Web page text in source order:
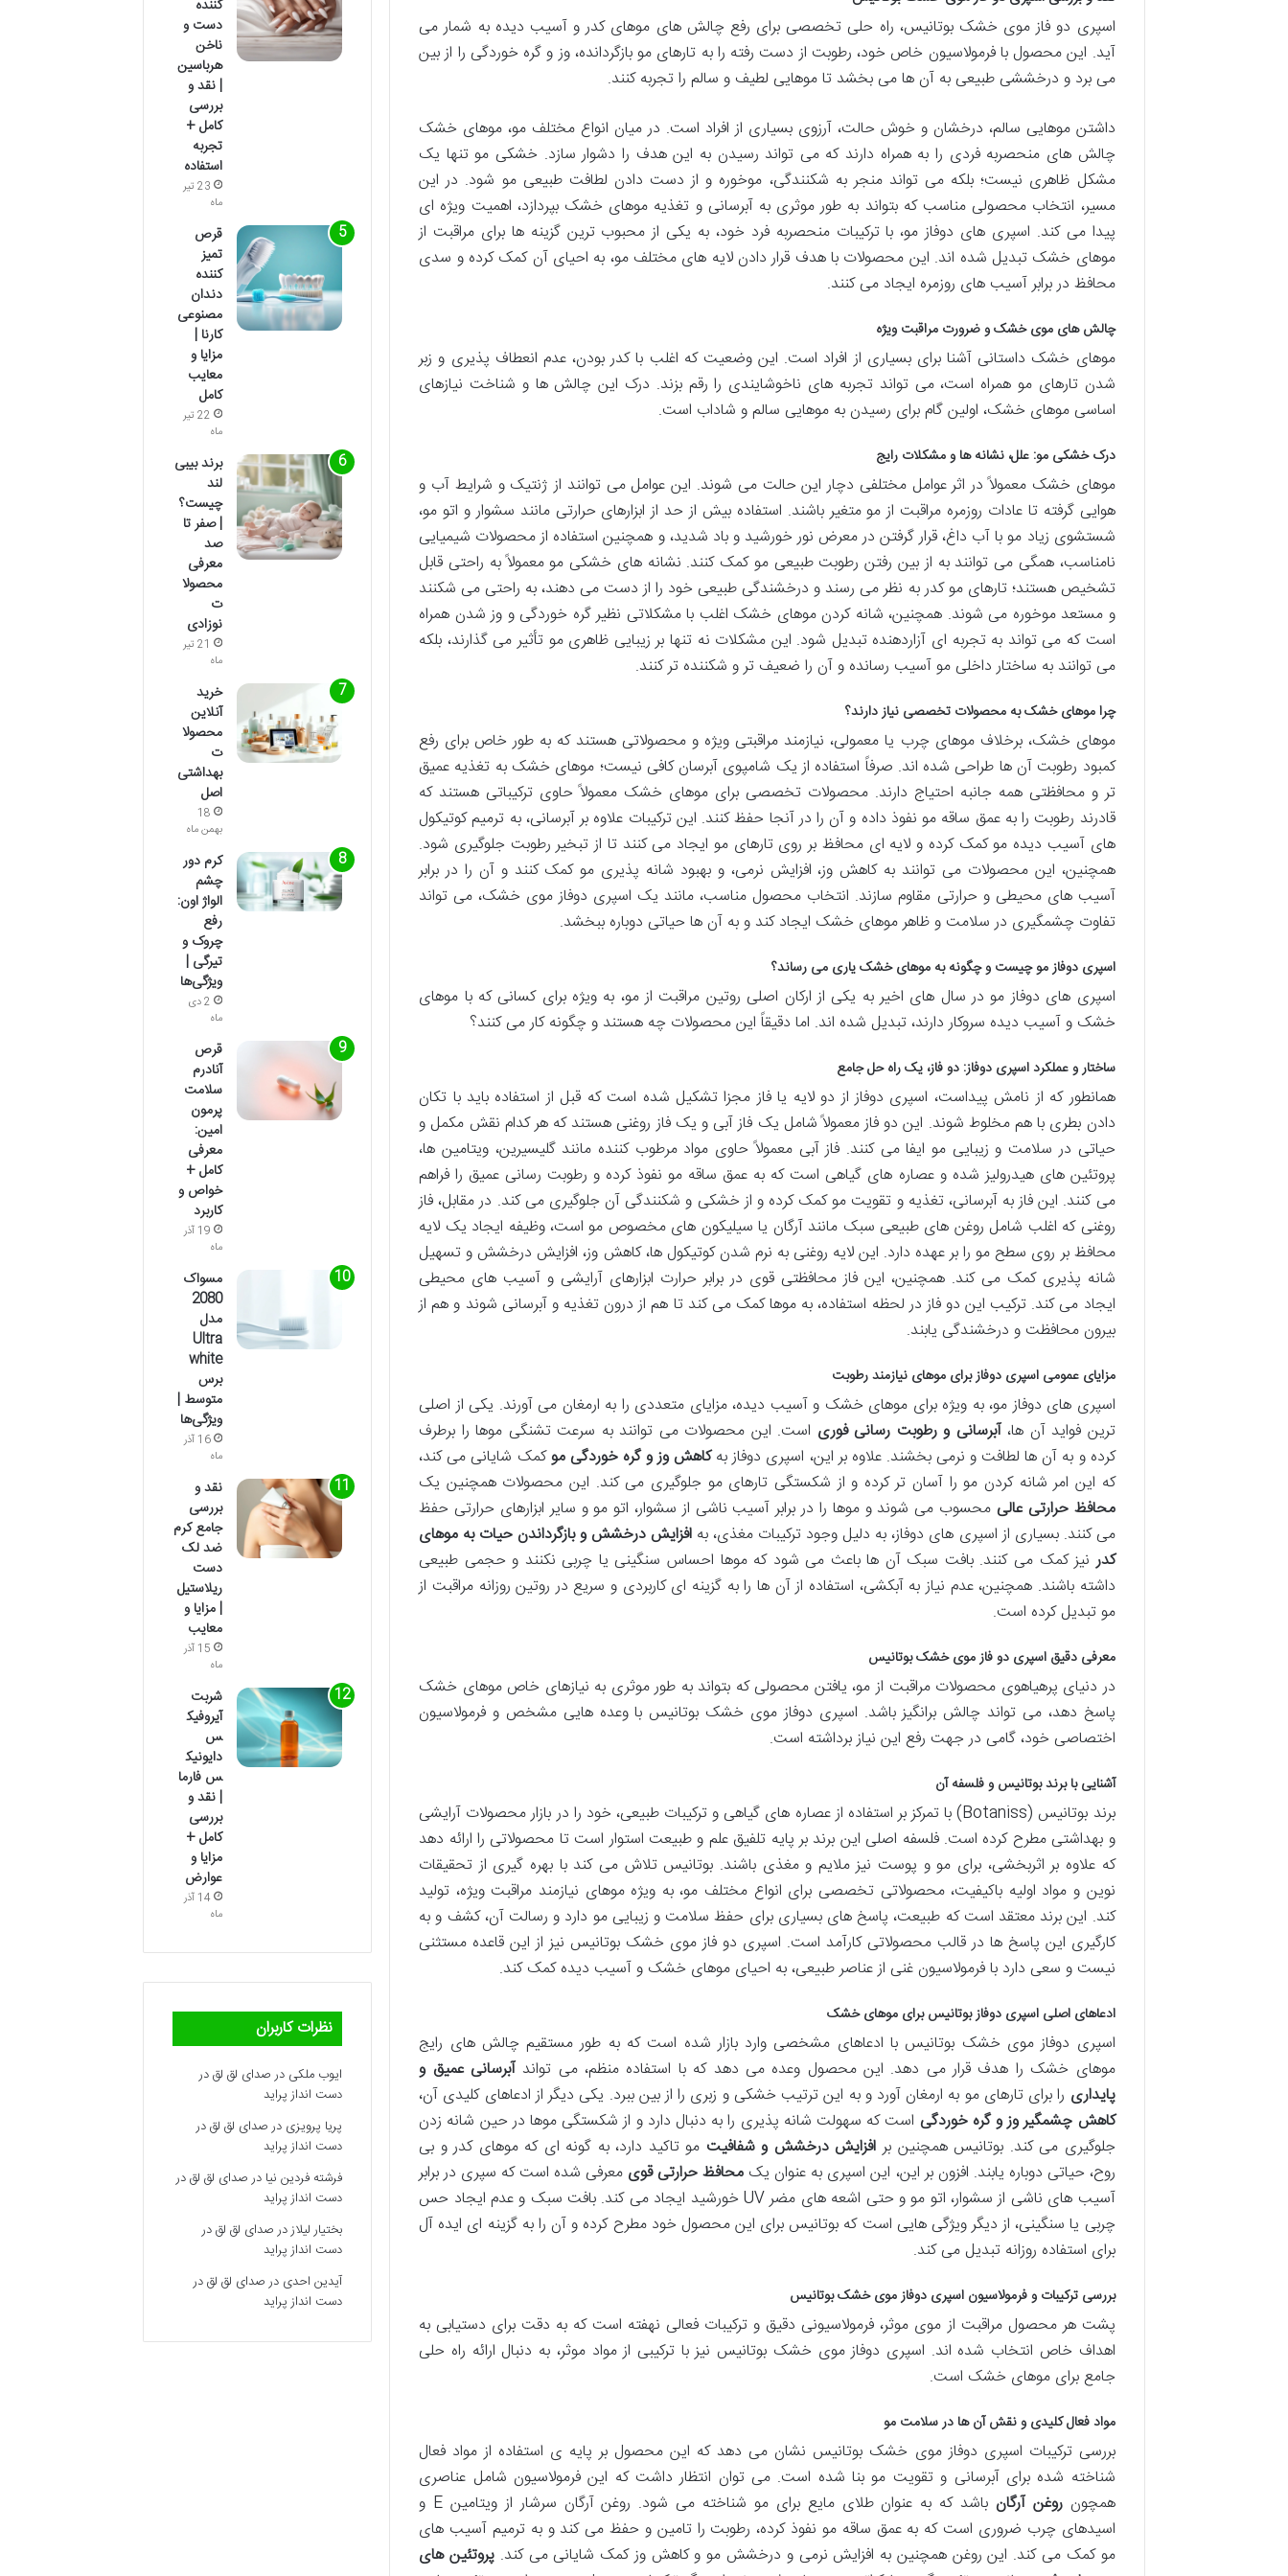
اسپری دو فاز موی خشک بوتانیس، راه حلی تخصصی برای رفع چالش های موهای کدر و آسیب دیده به شمار می
آید. این محصول با فرمولاسیون خاص خود، رطوبت از دست رفته را به تارهای مو بازگردانده، وز و گره خوردگی را از بین
می برد و درخششی طبیعی به آن ها می بخشد تا موهایی لطیف و سالم را تجربه کنند.
داشتن موهایی سالم، درخشان و خوش حالت، آرزوی بسیاری از افراد است. در میان انواع مختلف مو، موهای خشک
چالش های منحصربه فردی را به همراه دارند که می تواند رسیدن به این هدف را دشوار سازد. خشکی مو تنها یک
مشکل ظاهری نیست؛ بلکه می تواند منجر به شکنندگی، موخوره و از دست دادن لطافت طبیعی مو شود. در این
مسیر، انتخاب محصولی مناسب که بتواند به طور موثری به آبرسانی و تغذیه موهای خشک بپردازد، اهمیت ویژه ای
پیدا می کند. اسپری های دوفاز مو، با ترکیبات منحصربه فرد خود، به یکی از محبوب ترین گزینه ها برای مراقبت از
موهای خشک تبدیل شده اند. این محصولات با هدف قرار دادن لایه های مختلف مو، به احیای آن کمک کرده و سدی
محافظ در برابر آسیب های روزمره ایجاد می کنند.
چالش های موی خشک و ضرورت مراقبت ویژه
موهای خشک داستانی آشنا برای بسیاری از افراد است. این وضعیت که اغلب با کدر بودن، عدم انعطاف پذیری و زبر
شدن تارهای مو همراه است، می تواند تجربه های ناخوشایندی را رقم بزند. درک این چالش ها و شناخت نیازهای
اساسی موهای خشک، اولین گام برای رسیدن به موهایی سالم و شاداب است.
درک خشکی مو: علل، نشانه ها و مشکلات رایج
موهای خشک معمولاً در اثر عوامل مختلفی دچار این حالت می شوند. این عوامل می توانند از ژنتیک و شرایط آب و
هوایی گرفته تا عادات روزمره مراقبت از مو متغیر باشند. استفاده بیش از حد از ابزارهای حرارتی مانند سشوار و اتو مو،
شستشوی زیاد مو با آب داغ، قرار گرفتن در معرض نور خورشید و باد شدید، و همچنین استفاده از محصولات شیمیایی
نامناسب، همگی می توانند به از بین رفتن رطوبت طبیعی مو کمک کنند. نشانه های خشکی مو معمولاً به راحتی قابل
تشخیص هستند؛ تارهای مو کدر به نظر می رسند و درخشندگی طبیعی خود را از دست می دهند، به راحتی می شکنند
و مستعد موخوره می شوند. همچنین، شانه کردن موهای خشک اغلب با مشکلاتی نظیر گره خوردگی و وز شدن همراه
است که می تواند به تجربه ای آزاردهنده تبدیل شود. این مشکلات نه تنها بر زیبایی ظاهری مو تأثیر می گذارند، بلکه
می توانند به ساختار داخلی مو آسیب رسانده و آن را ضعیف تر و شکننده تر کنند.
چرا موهای خشک به محصولات تخصصی نیاز دارند؟
موهای خشک، برخلاف موهای چرب یا معمولی، نیازمند مراقبتی ویژه و محصولاتی هستند که به طور خاص برای رفع
کمبود رطوبت آن ها طراحی شده اند. صرفاً استفاده از یک شامپوی آبرسان کافی نیست؛ موهای خشک به تغذیه عمیق
تر و محافظتی همه جانبه احتیاج دارند. محصولات تخصصی برای موهای خشک معمولاً حاوی ترکیباتی هستند که
قادرند رطوبت را به عمق ساقه مو نفوذ داده و آن را در آنجا حفظ کنند. این ترکیبات علاوه بر آبرسانی، به ترمیم کوتیکول
های آسیب دیده مو کمک کرده و لایه ای محافظ بر روی تارهای مو ایجاد می کنند تا از تبخیر رطوبت جلوگیری شود.
همچنین، این محصولات می توانند به کاهش وز، افزایش نرمی، و بهبود شانه پذیری مو کمک کنند و آن را در برابر
آسیب های محیطی و حرارتی مقاوم سازند. انتخاب محصول مناسب، مانند یک اسپری دوفاز موی خشک، می تواند
تفاوت چشمگیری در سلامت و ظاهر موهای خشک ایجاد کند و به آن ها حیاتی دوباره ببخشد.
اسپری دوفاز مو چیست و چگونه به موهای خشک یاری می رساند؟
اسپری های دوفاز مو در سال های اخیر به یکی از ارکان اصلی روتین مراقبت از مو، به ویژه برای کسانی که با موهای
خشک و آسیب دیده سروکار دارند، تبدیل شده اند. اما دقیقاً این محصولات چه هستند و چگونه کار می کنند؟
ساختار و عملکرد اسپری دوفاز: دو فاز، یک راه حل جامع
همانطور که از نامش پیداست، اسپری دوفاز از دو لایه یا فاز مجزا تشکیل شده است که قبل از استفاده باید با تکان
دادن بطری با هم مخلوط شوند. این دو فاز معمولاً شامل یک فاز آبی و یک فاز روغنی هستند که هر کدام نقش مکمل و
حیاتی در سلامت و زیبایی مو ایفا می کنند. فاز آبی معمولاً حاوی مواد مرطوب کننده مانند گلیسیرین، ویتامین ها،
پروتئین های هیدرولیز شده و عصاره های گیاهی است که به عمق ساقه مو نفوذ کرده و رطوبت رسانی عمیق را فراهم
می کنند. این فاز به آبرسانی، تغذیه و تقویت مو کمک کرده و از خشکی و شکنندگی آن جلوگیری می کند. در مقابل، فاز
روغنی که اغلب شامل روغن های طبیعی سبک مانند آرگان یا سیلیکون های مخصوص مو است، وظیفه ایجاد یک لایه
محافظ بر روی سطح مو را بر عهده دارد. این لایه روغنی به نرم شدن کوتیکول ها، کاهش وز، افزایش درخشش و تسهیل
شانه پذیری کمک می کند. همچنین، این فاز محافظتی قوی در برابر حرارت ابزارهای آرایشی و آسیب های محیطی
ایجاد می کند. ترکیب این دو فاز در لحظه استفاده، به موها کمک می کند تا هم از درون تغذیه و آبرسانی شوند و هم از
بیرون محافظت و درخشندگی یابند.
مزایای عمومی اسپری دوفاز برای موهای نیازمند رطوبت
اسپری های دوفاز مو، به ویژه برای موهای خشک و آسیب دیده، مزایای متعددی را به ارمغان می آورند. یکی از اصلی
ترین فواید آن ها،آبرسانی و رطوبت رسانی فوری است. این محصولات می توانند به سرعت تشنگی موها را برطرف
کرده و به آن ها لطافت و نرمی بخشند. علاوه بر این، اسپری دوفاز بهکاهش وز و گره خوردگی موکمک شایانی می کند،
که این امر شانه کردن مو را آسان تر کرده و از شکستگی تارهای مو جلوگیری می کند. این محصولات همچنین یک
محافظ حرارتی عالی محسوب می شوند و موها را در برابر آسیب ناشی از سشوار، اتو مو و سایر ابزارهای حرارتی حفظ
می کنند. بسیاری از اسپری های دوفاز، به دلیل وجود ترکیبات مغذی، به افزایش درخشش و بازگرداندن حیات به موهای
کدرنیز کمک می کنند. بافت سبک آن ها باعث می شود که موها احساس سنگینی یا چربی نکنند و حجمی طبیعی
داشته باشند. همچنین، عدم نیاز به آبکشی، استفاده از آن ها را به گزینه ای کاربردی و سریع در روتین روزانه مراقبت از
مو تبدیل کرده است.
معرفی دقیق اسپری دو فاز موی خشک بوتانیس
در دنیای پرهیاهوی محصولات مراقبت از مو، یافتن محصولی که بتواند به طور موثری به نیازهای خاص موهای خشک
پاسخ دهد، می تواند چالش برانگیز باشد. اسپری دوفاز موی خشک بوتانیس با وعده هایی مشخص و فرمولاسیون
اختصاصی خود، گامی در جهت رفع این نیاز برداشته است.
آشنایی با برند بوتانیس و فلسفه آن
برند بوتانیس (Botaniss) با تمرکز بر استفاده از عصاره های گیاهی و ترکیبات طبیعی، خود را در بازار محصولات آرایشی
و بهداشتی مطرح کرده است. فلسفه اصلی این برند بر پایه تلفیق علم و طبیعت استوار است تا محصولاتی را ارائه دهد
که علاوه بر اثربخشی، برای مو و پوست نیز ملایم و مغذی باشند. بوتانیس تلاش می کند با بهره گیری از تحقیقات
نوین و مواد اولیه باکیفیت، محصولاتی تخصصی برای انواع مختلف مو، به ویژه موهای نیازمند مراقبت ویژه، تولید
کند. این برند معتقد است که طبیعت، پاسخ های بسیاری برای حفظ سلامت و زیبایی مو دارد و رسالت آن، کشف و به
کارگیری این پاسخ ها در قالب محصولاتی کارآمد است. اسپری دو فاز موی خشک بوتانیس نیز از این قاعده مستثنی
نیست و سعی دارد با فرمولاسیون غنی از عناصر طبیعی، به احیای موهای خشک و آسیب دیده کمک کند.
ادعاهای اصلی اسپری دوفاز بوتانیس برای موهای خشک
اسپری دوفاز موی خشک بوتانیس با ادعاهای مشخصی وارد بازار شده است که به طور مستقیم چالش های رایج
موهای خشک را هدف قرار می دهد. این محصول وعده می دهد که با استفاده منظم، می تواندآبرسانی عمیق و
پایداری را برای تارهای مو به ارمغان آورد و به این ترتیب خشکی و زبری را از بین ببرد. یکی دیگر از ادعاهای کلیدی آن،
کاهش چشمگیر وز و گره خوردگی است که سهولت شانه پذیری را به دنبال دارد و از شکستگی موها در حین شانه زدن
جلوگیری می کند. بوتانیس همچنین بر افزایش درخشش و شفافیت مو تاکید دارد، به گونه ای که موهای کدر و بی
روح، حیاتی دوباره یابند. افزون بر این، این اسپری به عنوان یک محافظ حرارتی قوی معرفی شده است که سپری در برابر
آسیب های ناشی از سشوار، اتو مو و حتی اشعه های مضر UV خورشید ایجاد می کند. بافت سبک و عدم ایجاد حس
چربی یا سنگینی، از دیگر ویژگی هایی است که بوتانیس برای این محصول خود مطرح کرده و آن را به گزینه ای ایده آل
برای استفاده روزانه تبدیل می کند.
بررسی ترکیبات و فرمولاسیون اسپری دوفاز موی خشک بوتانیس
پشت هر محصول مراقبت از موی موثر، فرمولاسیونی دقیق و ترکیبات فعالی نهفته است که به دقت برای دستیابی به
اهداف خاص انتخاب شده اند. اسپری دوفاز موی خشک بوتانیس نیز با ترکیبی از مواد موثر، به دنبال ارائه راه حلی
جامع برای موهای خشک است.
مواد فعال کلیدی و نقش آن ها در سلامت مو
بررسی ترکیبات اسپری دوفاز موی خشک بوتانیس نشان می دهد که این محصول بر پایه ی استفاده از مواد فعال
شناخته شده برای آبرسانی و تقویت مو بنا شده است. می توان انتظار داشت که این فرمولاسیون شامل عناصری
همچونروغن آرگان
باشد که به عنوان طلای مایع برای مو شناخته می شود. روغن آرگان سرشار از ویتامین E و
اسیدهای چرب ضروری است که به عمق ساقه مو نفوذ کرده، رطوبت را تامین و حفظ می کند و به ترمیم آسیب های
مو کمک می کند. این روغن همچنین به افزایش نرمی و درخشش مو و کاهش وز کمک شایانی می کند.پروتئین های
کننده
دست و
ناخن
هرباسین
| نقد و
بررسی
کامل +
تجربه
استفاده
23 تیر
ماه
قرص
تمیز
کننده
دندان
مصنوعی
کارنا |
مزایا و
معایب
کامل
22 تیر
ماه
برند بیبی
لند
چیست؟
| صفر تا
صد
معرفی
محصولا
ت
نوزادی
21 تیر
ماه
خرید
آنلاین
محصولا
ت
بهداشتی
اصل
18
بهمن ماه
کرم دور
چشم
الواژ اون:
رفع
چروک و
تیرگی |
ویژگی‌ها
2 دی
ماه
قرص
آنادرم
سلامت
پرمون
امین:
معرفی
کامل +
خواص و
کاربرد
19 آذر
ماه
مسواک
2080
مدل
Ultra
white
برس
متوسط |
ویژگی‌ها
16 آذر
ماه
نقد و
بررسی
جامع کرم
ضد لک
دست
ریلاستیل
| مزایا و
معایب
15 آذر
ماه
شربت
آیروفیک
س
دایونیک
س فارما
| نقد و
بررسی
کامل +
مزایا و
عوارض
14 آذر
ماه
نظرات کاربران
ایوب ملکی درصدای لق لق در
دست انداز پراید
پریا پرویزی درصدای لق لق در
دست انداز پراید
فرشته فردین نیا درصدای لق لق در
دست انداز پراید
بختیار لیلازدرصدای لق لق در
دست انداز پراید
آیدین احدی درصدای لق لق در
دست انداز پراید